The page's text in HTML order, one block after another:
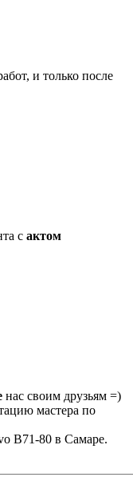
и только после
с актом
нас своим друзьям =)
мастера по
B71-80 в Самаре.